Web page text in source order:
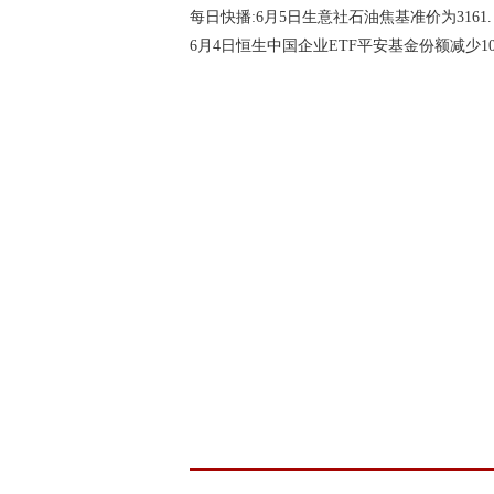
每日快播:6月5日生意社石油焦基准价为3161.
6月4日恒生中国企业ETF平安基金份额减少